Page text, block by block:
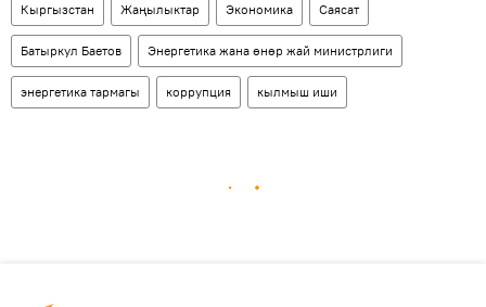
Кыргызстан Жаңылыктар Экономика Саясат
Батыркул Баетов Энергетика жана өнөр жай министрлиги
энергетика тармагы коррупция кылмыш иши